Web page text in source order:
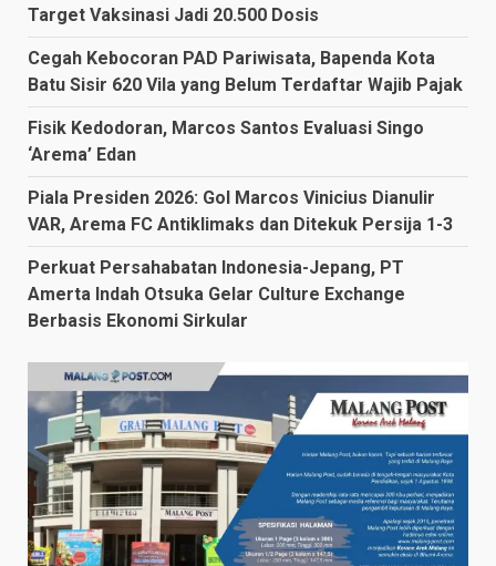
Target Vaksinasi Jadi 20.500 Dosis
Cegah Kebocoran PAD Pariwisata, Bapenda Kota
Batu Sisir 620 Vila yang Belum Terdaftar Wajib Pajak
Fisik Kedodoran, Marcos Santos Evaluasi Singo
‘Arema’ Edan
Piala Presiden 2026: Gol Marcos Vinicius Dianulir
VAR, Arema FC Antiklimaks dan Ditekuk Persija 1-3
Perkuat Persahabatan Indonesia-Jepang, PT
Amerta Indah Otsuka Gelar Culture Exchange
Berbasis Ekonomi Sirkular